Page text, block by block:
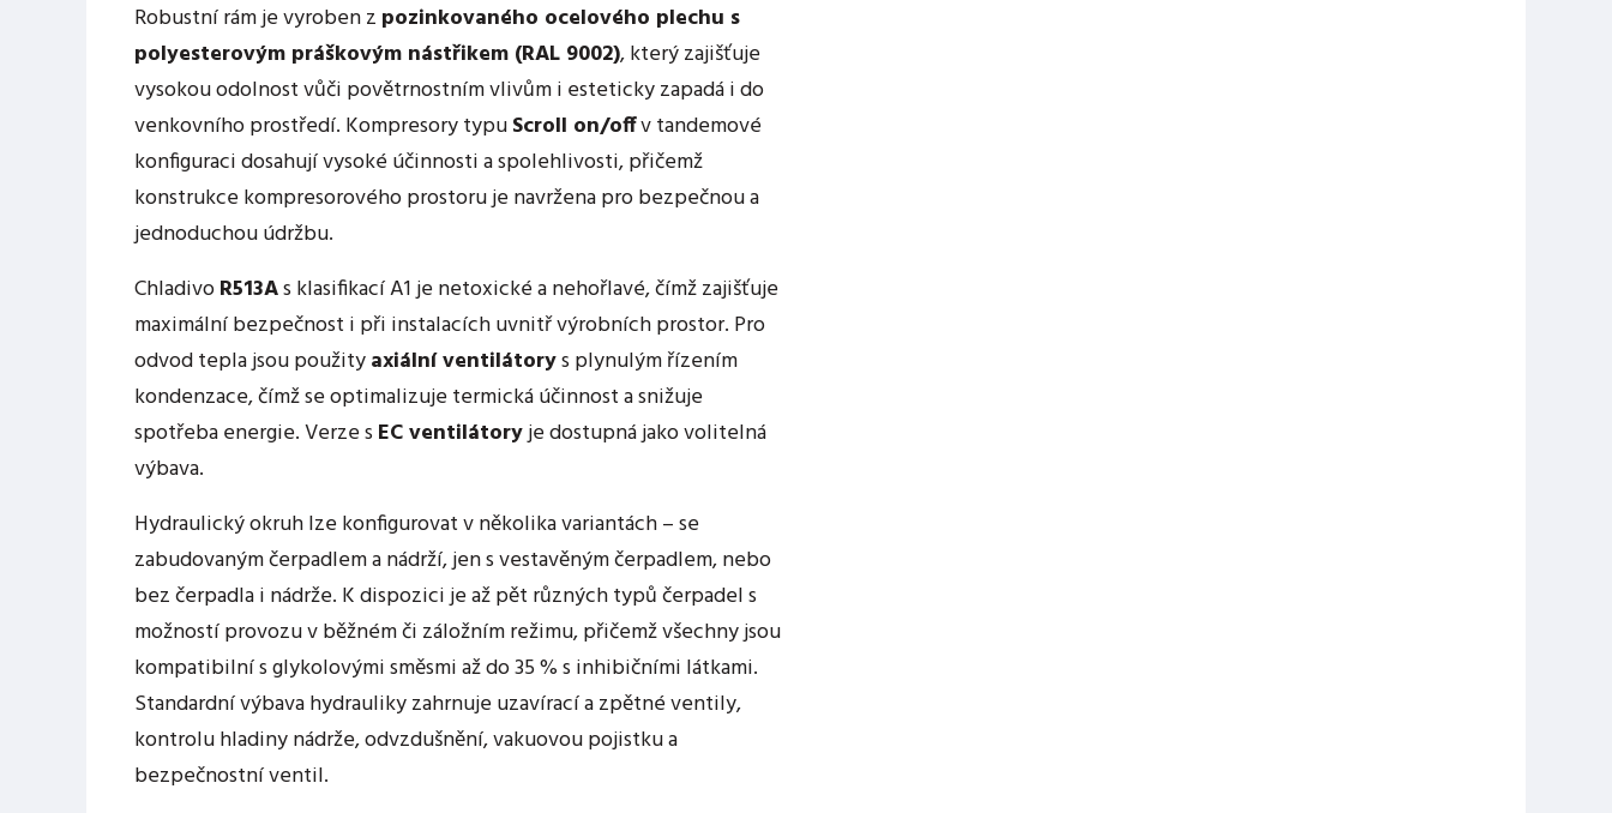
Robustní rám je vyroben z pozinkovaného ocelového plechu s
polyesterovým práškovým nástřikem (RAL 9002), který zajišťuje
vysokou odolnost vůči povětrnostním vlivům i esteticky zapadá i do
venkovního prostředí. Kompresory typuScroll on/offv tandemové
konfiguraci dosahují vysoké účinnosti a spolehlivosti, přičemž
konstrukce kompresorového prostoru je navržena pro bezpečnou a
jednoduchou údržbu.
ChladivoR513As klasifikací A1 je netoxické a nehořlavé, čímž zajišťuje
maximální bezpečnost i při instalacích uvnitř výrobních prostor. Pro
odvod tepla jsou použityaxiální ventilátorys plynulým řízením
kondenzace, čímž se optimalizuje termická účinnost a snižuje
spotřeba energie. Verze s EC ventilátoryje dostupná jako volitelná
výbava.
Hydraulický okruh lze konfigurovat v několika variantách – se
zabudovaným čerpadlem a nádrží, jen s vestavěným čerpadlem, nebo
bez čerpadla i nádrže. K dispozici je až pět různých typů čerpadel s
možností provozu v běžném či záložním režimu, přičemž všechny jsou
kompatibilní s glykolovými směsmi až do 35 % s inhibičními látkami.
Standardní výbava hydrauliky zahrnuje uzavírací a zpětné ventily,
kontrolu hladiny nádrže, odvzdušnění, vakuovou pojistku a
bezpečnostní ventil.